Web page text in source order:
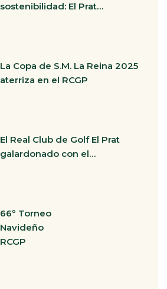
sostenibilidad: El Prat…
La Copa de S.M. La Reina 2025
aterriza en el RCGP
El Real Club de Golf El Prat
galardonado con el…
66º Torneo
Navideño
RCGP